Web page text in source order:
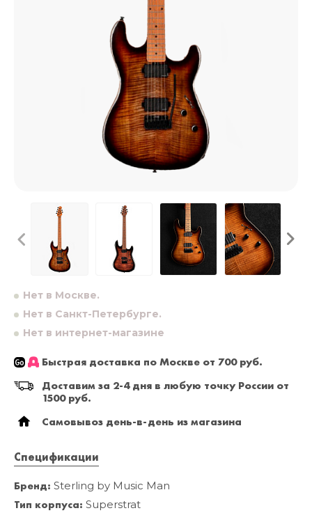
Нет в Москве.
Нет в Санкт-Петербурге.
Нет в интернет-магазине
Быстрая доставка по Москве от 700 руб.
Доставим за 2-4 дня в любую точку России от
1500 руб.
Самовывоз день-в-день из магазина
Спецификации
Бренд: Sterling by Music Man
Тип корпуса: Superstrat